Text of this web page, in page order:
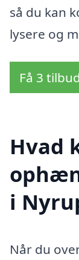
så du kan
lysere og
Få 3
Hvad
i
Når du